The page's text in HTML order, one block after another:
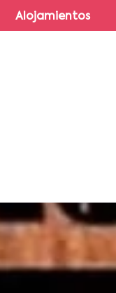
Alojamientos